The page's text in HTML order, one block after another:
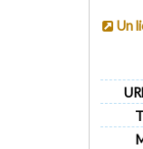
Un